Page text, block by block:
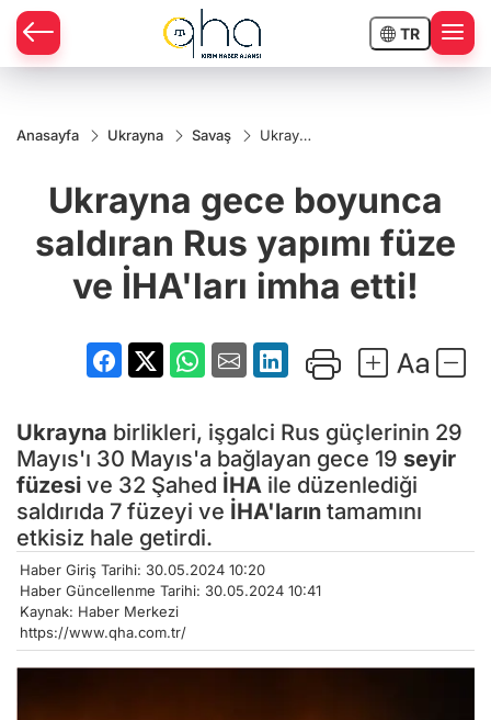
TR
Anasayfa Ukrayna Savaş
Ukrayna
saldıran
Rus
füze ve
İHA'ları
imha
Ukrayna gece boyunca
saldıran Rus yapımı füze
ve İHA'ları imha etti!
Ukrayna birlikleri, işgalci Rus güçlerinin 29
Mayıs'ı 30 Mayıs'a bağlayan gece 19 seyir
füzesi ve 32 Şahed İHA ile düzenlediği
saldırıda 7 füzeyi ve İHA'ların tamamını
etkisiz hale getirdi.
Haber Giriş Tarihi: 30.05.2024 10:20
Haber Güncellenme Tarihi: 30.05.2024 10:41
Kaynak: Haber Merkezi
https://www.qha.com.tr/